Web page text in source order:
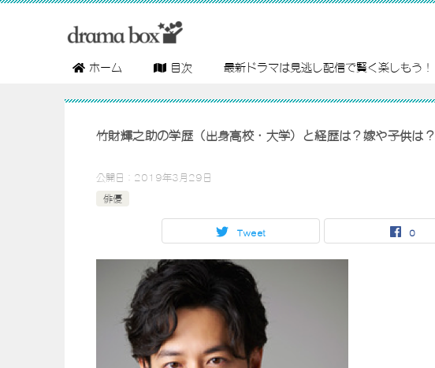
ホーム 目次 最新ドラマは見逃し配信で賢く楽しもう！
竹財輝之助の学歴（出身高校・大学）と経歴は？嫁や子供は？
公開日： 2019年3月29日
俳優
Tweet 0